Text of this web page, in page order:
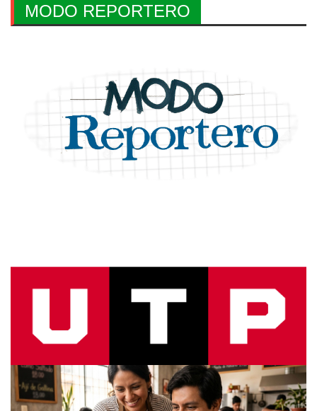
MODO REPORTERO